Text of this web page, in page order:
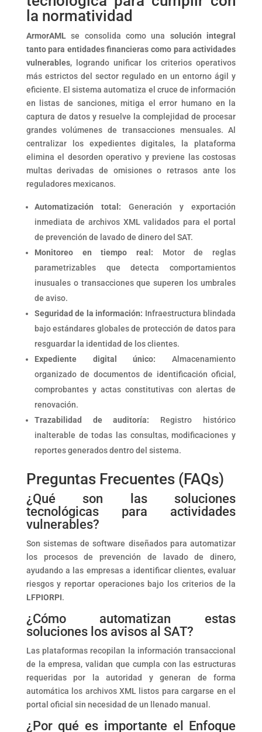
la normatividad
ArmorAMLse consolida como una solución integral
tanto para entidades financieras como para actividades
vulnerables, logrando unificar los criterios operativos
más estrictos del sector regulado en un entorno ágil y
eficiente. El sistema automatiza el cruce de información
en listas de sanciones, mitiga el error humano en la
captura de datos y resuelve la complejidad de procesar
grandes volúmenes de transacciones mensuales. Al
centralizar los expedientes digitales, la plataforma
elimina el desorden operativo y previene las costosas
multas derivadas de omisiones o retrasos ante los
reguladores mexicanos.
Automatización total: Generación y exportación
inmediata de archivos XML validados para el portal
de prevención de lavado de dinero del SAT.
Monitoreo en tiempo real: Motor de reglas
parametrizables que detecta comportamientos
inusuales o transacciones que superen los umbrales
de aviso.
Seguridad de la información: Infraestructura blindada
bajo estándares globales de protección de datos para
resguardar la identidad de los clientes.
Expediente digital único: Almacenamiento
organizado de documentos de identificación oficial,
comprobantes y actas constitutivas con alertas de
renovación.
Trazabilidad de auditoría: Registro histórico
inalterable de todas las consultas, modificaciones y
reportes generados dentro del sistema.
Preguntas Frecuentes (FAQs)
¿Qué son las soluciones
tecnológicas para actividades
vulnerables?
Son sistemas de software diseñados para automatizar
los procesos de prevención de lavado de dinero,
ayudando a las empresas a identificar clientes, evaluar
riesgos y reportar operaciones bajo los criterios de la
LFPIORPI.
¿Cómo automatizan estas
soluciones los avisos al SAT?
Las plataformas recopilan la información transaccional
de la empresa, validan que cumpla con las estructuras
requeridas por la autoridad y generan de forma
automática los archivos XML listos para cargarse en el
portal oficial sin necesidad de un llenado manual.
¿Por qué es importante el Enfoque